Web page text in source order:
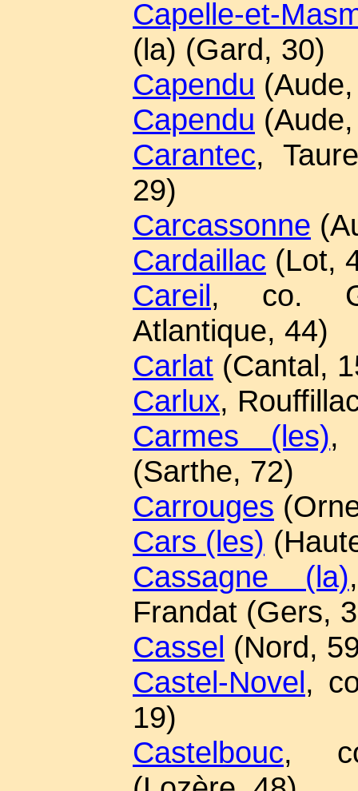
Capelle-et-
(la) (Gard, 30)
Capendu
Capendu
Carantec,
29)
Carcassonne
Cardaillac (Lot,
Careil, co.
Atlantique, 44)
Carlat (Cantal,
Carlux,
Carmes (les),
(Sarthe, 72)
Carrouges
Cars (les)
Cassagne (la)
Frandat (Gers,
Cassel (Nord,
Castel-Novel,
19)
Castelbouc,